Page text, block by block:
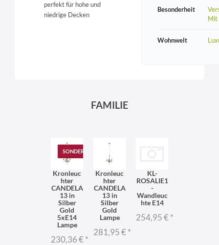
perfekt für hohe und
niedrige Decken
Besonderheit
Mit
Wohnwelt
FAMILIE
SONDERANGEBOT
Kronleuc
hter
CANDELA
13 in
Silber
Gold
5xE14
Lampe
230,36 €*
Kronleuc
hter
CANDELA
13 in
Silber
Gold
Lampe
281,95 €*
KL-
ROSALIE1
-
Wandleuc
hte E14
254,95 €*